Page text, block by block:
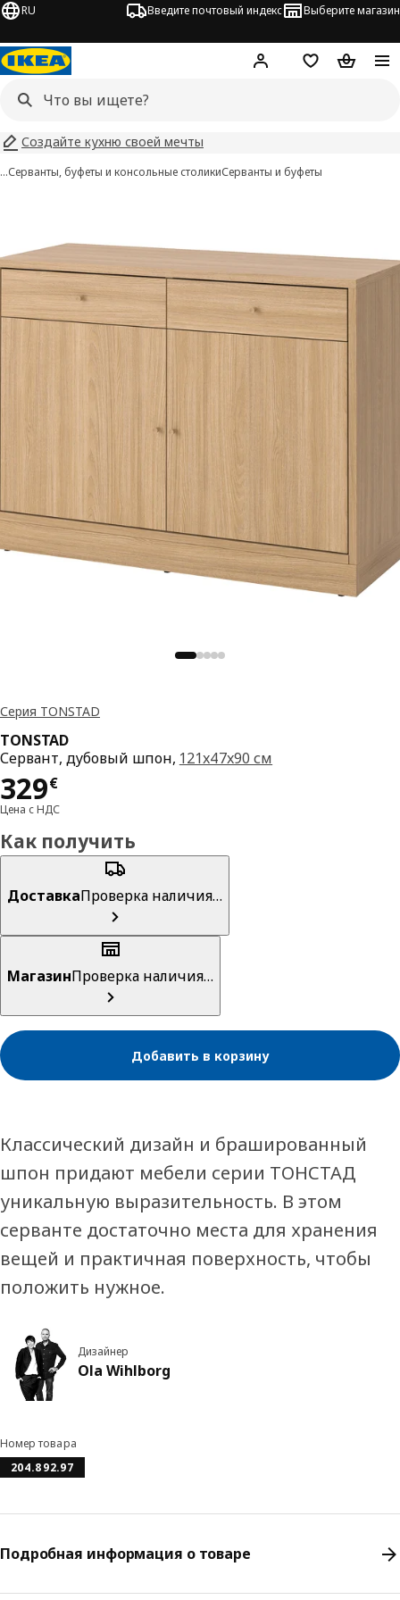
RU Введите почтовый индекс Выберите магазин
Hej! ВойтиСписокКорзина
Создайте кухню своей мечты
…Серванты, буфеты и консольные столикиСерванты и буфеты
Серия TONSTAD
TONSTAD
Сервант, дубовый шпон, 121x47x90 см
329€
Цена 329€
Цена с НДС
Как получить
ДоставкаПроверка наличия…
МагазинПроверка наличия…
Добавить в корзину
Классический дизайн и брашированный
шпон придают мебели серии ТОНСТАД
уникальную выразительность. В этом
серванте достаточно места для хранения
вещей и практичная поверхность, чтобы
положить нужное.
Дизайнер
Ola Wihlborg
Номер товара
204.892.97
Подробная информация о товаре